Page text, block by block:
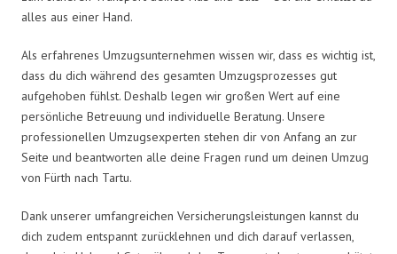
alles aus einer Hand.
Als erfahrenes Umzugsunternehmen wissen wir, dass es wichtig ist,
dass du dich während des gesamten Umzugsprozesses gut
aufgehoben fühlst. Deshalb legen wir großen Wert auf eine
persönliche Betreuung und individuelle Beratung. Unsere
professionellen Umzugsexperten stehen dir von Anfang an zur
Seite und beantworten alle deine Fragen rund um deinen Umzug
von Fürth nach Tartu.
Dank unserer umfangreichen Versicherungsleistungen kannst du
dich zudem entspannt zurücklehnen und dich darauf verlassen,